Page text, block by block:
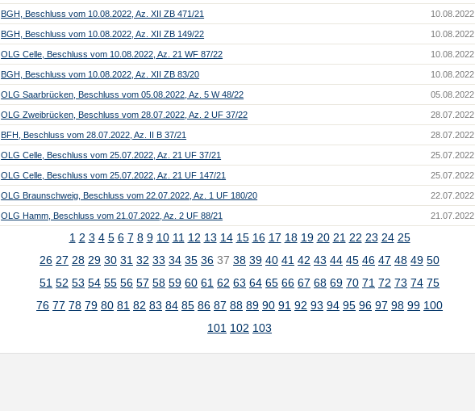
BGH, Beschluss vom 10.08.2022, Az. XII ZB 471/21 10.08.2022
BGH, Beschluss vom 10.08.2022, Az. XII ZB 149/22 10.08.2022
OLG Celle, Beschluss vom 10.08.2022, Az. 21 WF 87/22 10.08.2022
BGH, Beschluss vom 10.08.2022, Az. XII ZB 83/20 10.08.2022
OLG Saarbrücken, Beschluss vom 05.08.2022, Az. 5 W 48/22 05.08.2022
OLG Zweibrücken, Beschluss vom 28.07.2022, Az. 2 UF 37/22 28.07.2022
BFH, Beschluss vom 28.07.2022, Az. II B 37/21 28.07.2022
OLG Celle, Beschluss vom 25.07.2022, Az. 21 UF 37/21 25.07.2022
OLG Celle, Beschluss vom 25.07.2022, Az. 21 UF 147/21 25.07.2022
OLG Braunschweig, Beschluss vom 22.07.2022, Az. 1 UF 180/20 22.07.2022
OLG Hamm, Beschluss vom 21.07.2022, Az. 2 UF 88/21 21.07.2022
1 2 3 4 5 6 7 8 9 10 11 12 13 14 15 16 17 18 19 20 21 22 23 24 25
26 27 28 29 30 31 32 33 34 35 36 3738 39 40 41 42 43 44 45 46 47 48 49 50
51 52 53 54 55 56 57 58 59 60 61 62 63 64 65 66 67 68 69 70 71 72 73 74 75
76 77 78 79 80 81 82 83 84 85 86 87 88 89 90 91 92 93 94 95 96 97 98 99 100
101 102 103